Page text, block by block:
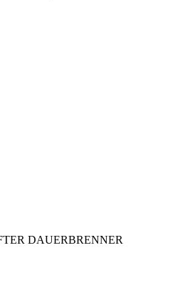
DAUERBRENNER